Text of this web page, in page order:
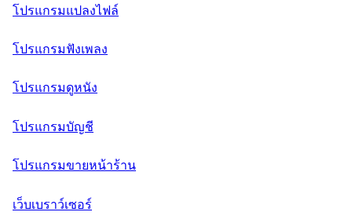
โปรแกรมแปลงไฟล์
โปรแกรมฟังเพลง
โปรแกรมดูหนัง
โปรแกรมบัญชี
โปรแกรมขายหน้าร้าน
เว็บเบราว์เซอร์